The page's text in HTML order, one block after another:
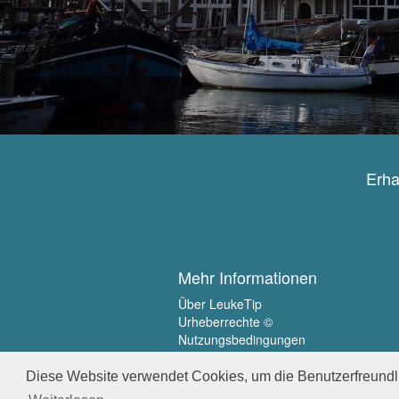
Diese Website verwendet Cookies, um die
Mehr Informationen
Über LeukeTip
Urheberrechte ©
Nutzungsbedingungen
Privatsphäre